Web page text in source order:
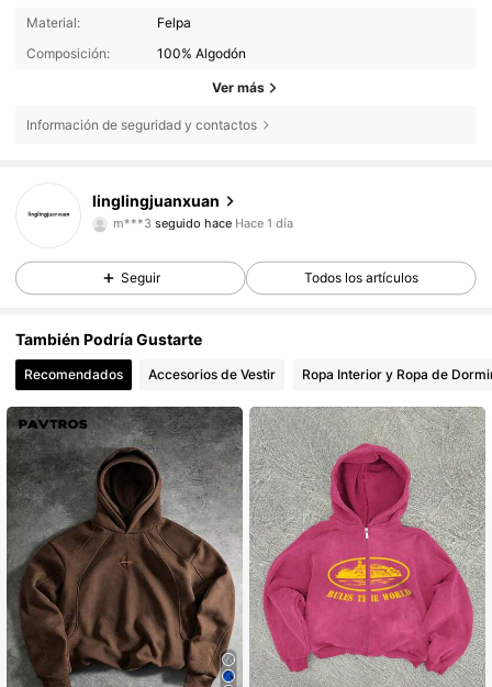
Material:
Felpa
Composición:
100% Algodón
Ver más
Información de seguridad y contactos
linglingjuanxuan
4,72
91 Seguidores
m***3 seguido hace Hace 1 día
4,72 91 Seguidores
4,72
Seguir Todos los artículos
También Podría Gustarte
Recomendados Accesorios de Vestir Ropa Interior y Ropa de